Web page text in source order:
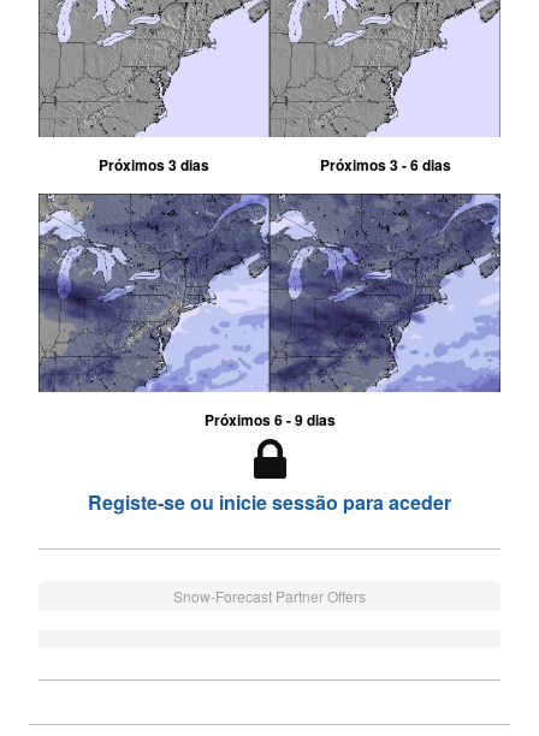
Próximos 3 dias Próximos 3 - 6 dias
Próximos 6 - 9 dias
Registe-se ou inicie sessão para aceder
Snow-Forecast Partner Offers